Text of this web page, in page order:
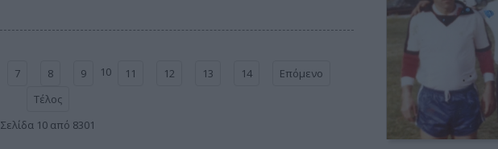
7 8 9 10 11 12 13 14
Επόμενο
Τέλος
Σελίδα 10 από 8301